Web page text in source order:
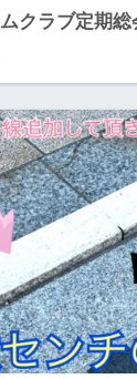
クラブ定期